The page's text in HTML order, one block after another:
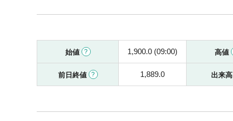
始値 1,900.0 (09:00) 高値
前日終値 1,889.0 出来高